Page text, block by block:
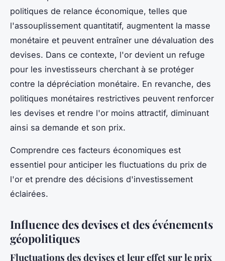
politiques de relance économique, telles que
l'assouplissement quantitatif, augmentent la masse
monétaire et peuvent entraîner une dévaluation des
devises. Dans ce contexte, l'or devient un refuge
pour les investisseurs cherchant à se protéger
contre la dépréciation monétaire. En revanche, des
politiques monétaires restrictives peuvent renforcer
les devises et rendre l'or moins attractif, diminuant
ainsi sa demande et son prix.
Comprendre ces facteurs économiques est
essentiel pour anticiper les fluctuations du prix de
l'or et prendre des décisions d'investissement
éclairées.
Influence des devises et des événements
géopolitiques
Fluctuations des devises et leur effet sur le prix